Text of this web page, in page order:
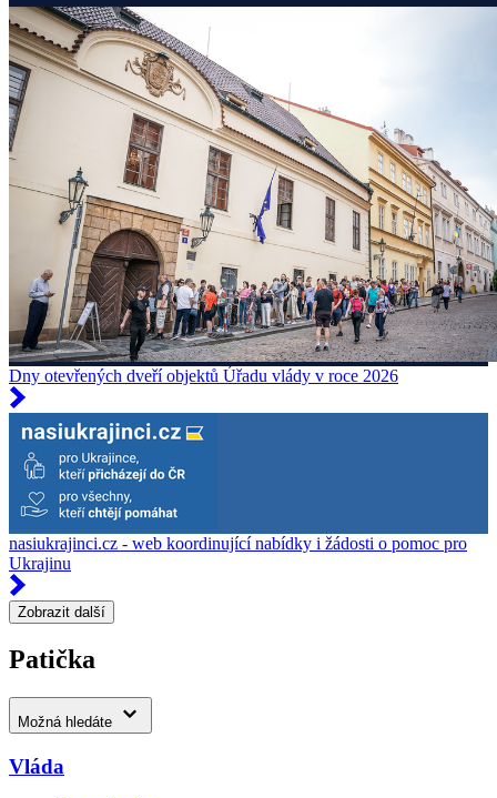
Dny otevřených dveří objektů Úřadu vlády v roce 2026
nasiukrajinci.cz - web koordinující nabídky i žádosti o pomoc pro
Ukrajinu
Zobrazit další
Patička
Možná hledáte
Vláda